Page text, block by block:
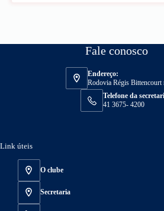
Fale conosco
Endereço:
Rodovia Régis Bittencourt
Telefone da
41 3675- 4200
Link úteis
O clube
Secretaria